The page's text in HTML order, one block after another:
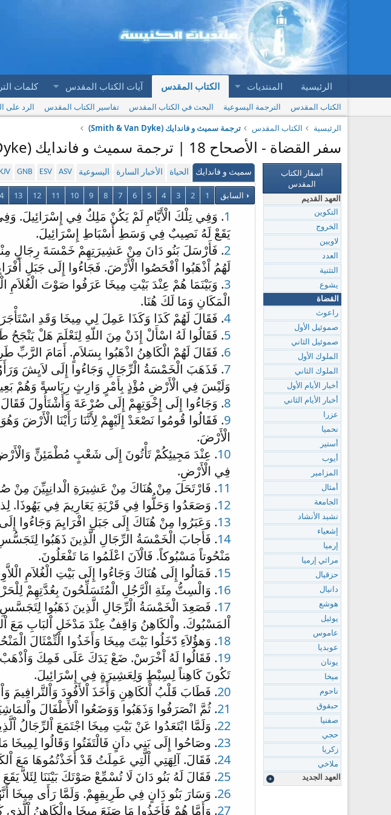
الرئيسية المنتديات الكتاب المقدس آيات الكتاب المقدس كلمات
الكتاب المقدس الترجمة اليسوعية البحث في الكتاب المقدس تفاسير الكتاب المقدس الرد على
الرئيسية
الكتاب المقدس ترجمة سميث و فاندايك (Smith & Van Dyke)
سفر القضاة - الأصحاح 18 | ترجمة سميث و فاندايك (Smith & Van Dyke)
سميث و فاندايك الحياة الأخبار السارة اليسوعية ASV
ESV
GNB
السابق 1
2
3
4
5
6
7
8
9
10
11
12
13
1. وَفِي تِلْكَ الْأَيَّامِ لَمْ يَكُنْ مَلِكٌ فِي إِسْرَائِيلَ.
يَقَعْ لَهُ نَصِيبٌ فِي وَسَطِ أَسْبَاطِ إِسْرَائِيلَ.
2. فَأَرْسَلَ بَنُو دَانَ مِنْ عَشِيرَتِهِمْ خَمْسَةَ رِجَالٍ
لَهُمُ اْذْهَبُوا اْفْحَصُوا الْأَرْضَ. فَجَاءُوا إِلَى جَبَلِ
3. وَبَيْنَمَا هُمْ عِنْدَ بَيْتِ مِيخَا عَرَفُوا صَوْتَ الْغُلاَمِ
الْمَكَانِ وَمَا لَكَ هُنَا.
4. فَقَالَ لَهُمْ كَذَا وَكَذَا عَمِلَ لِي مِيخَا وَقَدِ
5. فَقَالُوا لَهُ اسْأَلْ إِذَنْ مِنَ اللّهِ لِنَعْلَمَ هَلْ يَنْجَحُ
6. فَقَالَ لَهُمْ الْكَاهِنُ اذْهَبُوا بِسَلاَمٍ. أَمَامَ الرَّبِّ
7. فَذَهَبَ الْخَمْسَةُ الْرِّجَالِ وَجَاءُوا إِلَى لاَيِشَ
وَلَيْسَ فِي الْأَرْضِ مُؤْذٍ بِأَمْرٍ وَارِثٍ رِيَاسةً وَهُمْ
8. وَجَاءُوا إِلَى إِخْوَتِهِمْ إِلَى صُرْعَةَ وَأَشْتَأُولَ فَقَالَ
9. فَقَالُوا قُومُوا نَصْعَدْ إِلَيْهِمْ لِأَنَّنَا رَأَيْنَا الْأَرْضَ
الْأَرْضَ.
10. عِنْدَ مَجِيئِكُمْ تَأْتُونَ إِلَى شَعْبٍ مُطْمَئِنٍّ
فِي الْأَرْضِ.
11. فَارْتَحَلَ مِنْ هُنَاكَ مِنْ عَشِيرَةِ الْدانِيِيِّنَ
12. وَصَعَدُوا وَحَلُّوا فِي قَرْيَةِ يَعَارِيمَ فِي يَهُوذَا.
13. وَعَبَرُوا مِنْ هُنَاكَ إِلَى جَبَلِ افْرَايِمَ وَجَاءُوا
14. فَأَجابَ الْخَمْسَةُ الرِّجَالِ الَّذِينَ ذَهَبُوا لِتَجَسُّسِ
مَنْحُوتاً مَسْبُوكاً. فَالْآنَ اعْلَمُوا مَا تَفْعَلُونَ.
15. فَمَالُوا إِلَى هُنَاكَ وَجَاءُوا إِلَى بَيْتِ الْغُلاَمِ
16. وَالْسِتُّ مِئَةِ الْرَّجُلِ الْمُتَسَلِّحُونَ بِعُدَّتِهِمْ
17. فَصَعِدَ الْخَمْسَةُ الْرِّجَالِ الَّذِينَ ذَهَبُوا لِتَجَسَّسِ
اْلمَسْبُوكَ. واْلكَاهِنُ وَاقِفٌ عِنْدَ مَدْخَلِ اْلبَابِ مَعَ
18. وَهؤُلاَءِ دّخَلُوا بَيْتَ مِيخَا وَأَخَذُوا الْتِّمْثَالَ
19. فَقَالُوا لَهُ اْخْرَسْ. ضَعْ يَدَكَ عَلَى فَمِكَ وَاْذْهَبْ
تَكُونَ كَاهِناً لِسِبْطٍ وَلِعَشِيرَةٍ فِي إِسْرَائِيلَ.
20. فَطَابَ قَلْبُ اْلكَاهِنِ وَأَخَذَ اْلأَفُودَ
21. ثُمَّ انْصَرَفُوا وَذَهَبُوا وَوَضَعُوا اْلأَطْفَالَ
22. وَلَمَّا ابْتَعَدُوا عَنْ بَيْتِ مِيخَا اجْتَمَعَ اْلرِّجَالُ
23. وصَاحُوا إِلَى بَنِي داَنٍ فَالْتَفَتُوا وَقَالُوا
24. فَقَالَ. آلِهَتِي اْلَّتِي عَمِلَتُ قَدْ أَخَذْتُمُوهَا مَعَ
25. فَقَالَ لَهُ بَنُو دَانَ لَا تُسْمِّعْ صَوْتَكَ بَيْنَنَا
26. وَسَارَ بَنُو دَانٍ فِي طَرِيقِهِمْ. وَلَمَّا رَأَى مِيخَا
27. وَأَمَّا هُمْ فَأَخَذُوا مَا صَنَعَ مِيخَا والْكَاهِنُ
أسفار الكتاب
المقدس
العهد القديم
التكوين
الخروج
لاويين
العدد
التثنية
يشوع
القضاة
راعوث
صموئيل الأول
صموئيل الثاني
الملوك الأول
الملوك الثاني
أخبار الأيام الأول
أخبار الأيام الثاني
عزرا
نحميا
أستير
أيوب
المزامير
أمثال
الجامعة
نشيد الأنشاد
إشعياء
إرميا
مراثي إرميا
حزقيال
دانيال
هوشع
يوئيل
عاموس
عوبديا
يونان
ميخا
ناحوم
حبقوق
صفنيا
حجي
زكريا
ملاخي
العهد الجديد